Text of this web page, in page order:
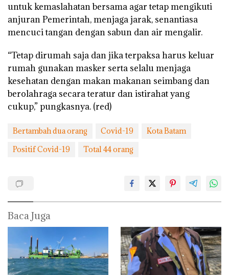
untuk kemaslahatan bersama agar tetap mengikuti
anjuran Pemerintah, menjaga jarak, senantiasa
mencuci tangan dengan sabun dan air mengalir.
“Tetap dirumah saja dan jika terpaksa harus keluar
rumah gunakan masker serta selalu menjaga
kesehatan dengan makan makanan seimbang dan
berolahraga secara teratur dan istirahat yang
cukup,” pungkasnya. (red)
Bertambah dua orang Covid-19
Kota Batam
Positif Covid-19
Total 44 orang
Baca Juga